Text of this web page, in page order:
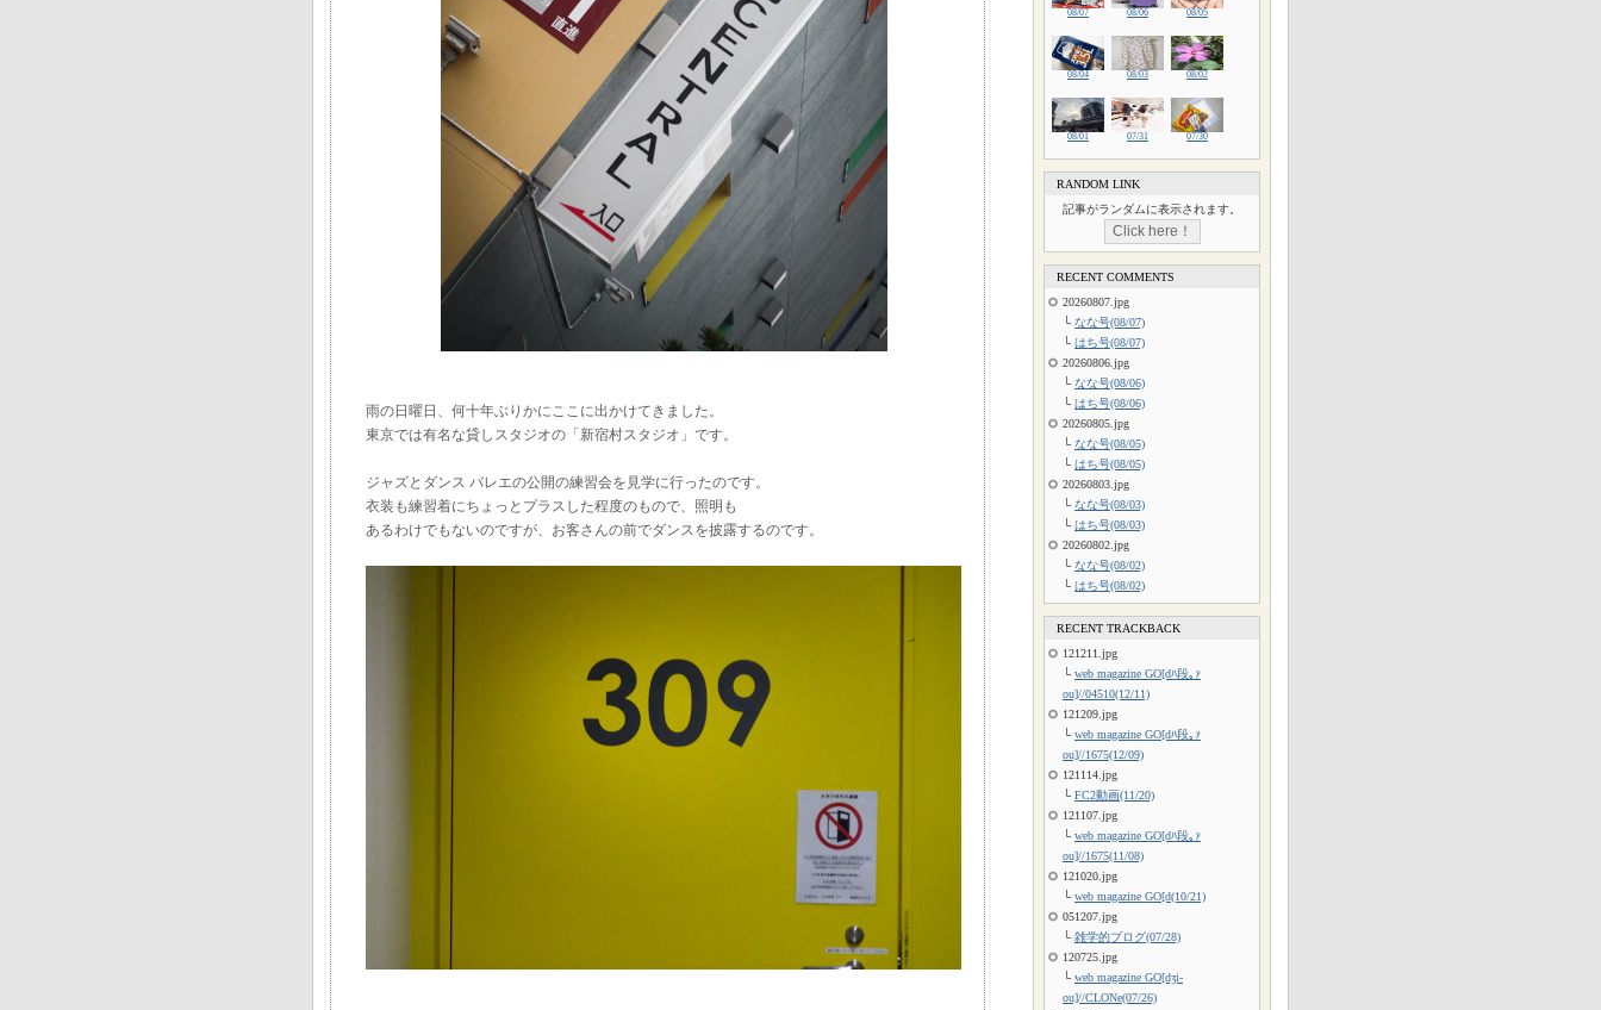
雨の日曜日、何十年ぶりかにここに出かけてきました。
東京では有名な貸しスタジオの「新宿村スタジオ」です。
ジャズとダンス バレエの公開の練習会を見学に行ったのです。
衣装も練習着にちょっとプラスした程度のもので、照明も
あるわけでもないのですが、お客さんの前でダンスを披露するのです。
08/07 08/06 08/05
08/04 08/03 08/02
08/01 07/31 07/30
RANDOM LINK
記事がランダムに表示されます。
RECENT COMMENTS
20260807.jpg
└ なな号(08/07)
└ はち号(08/07)
20260806.jpg
└ なな号(08/06)
└ はち号(08/06)
20260805.jpg
└ なな号(08/05)
└ はち号(08/05)
20260803.jpg
└ なな号(08/03)
└ はち号(08/03)
20260802.jpg
└ なな号(08/02)
└ はち号(08/02)
RECENT TRACKBACK
121211.jpg
└ web magazine GO[dﾊ段｡ｧ
ou]//04510(12/11)
121209.jpg
└ web magazine GO[dﾊ段｡ｧ
ou]//1675(12/09)
121114.jpg
└ FC2動画(11/20)
121107.jpg
└ web magazine GO[dﾊ段｡ｧ
ou]//1675(11/08)
121020.jpg
└ web magazine GO[d(10/21)
051207.jpg
└ 雑学的ブログ(07/28)
120725.jpg
└ web magazine GO[dʒi-
ou]//CLONe(07/26)